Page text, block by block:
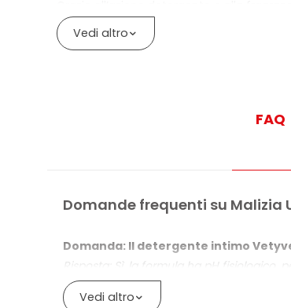
formula ha pH fisiologico.
Vedi altro
FAQ
Domande frequenti su Malizia
Domanda: Il detergente intimo
Risposta: Sì, la formula ha pH fisiologico,
Domanda: Che profumo ha il
Vedi altro